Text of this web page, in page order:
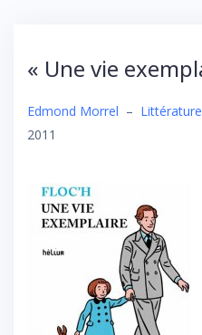
« Une vie
Edmond Morrel –
2011